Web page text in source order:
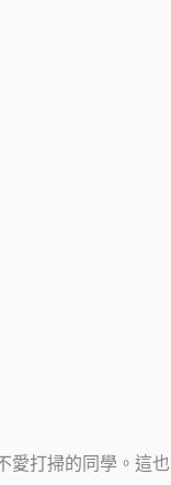
打掃的同學。這